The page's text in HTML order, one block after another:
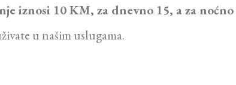
iznosi 10 KM, za dnevno 15, a za
u našim uslugama.